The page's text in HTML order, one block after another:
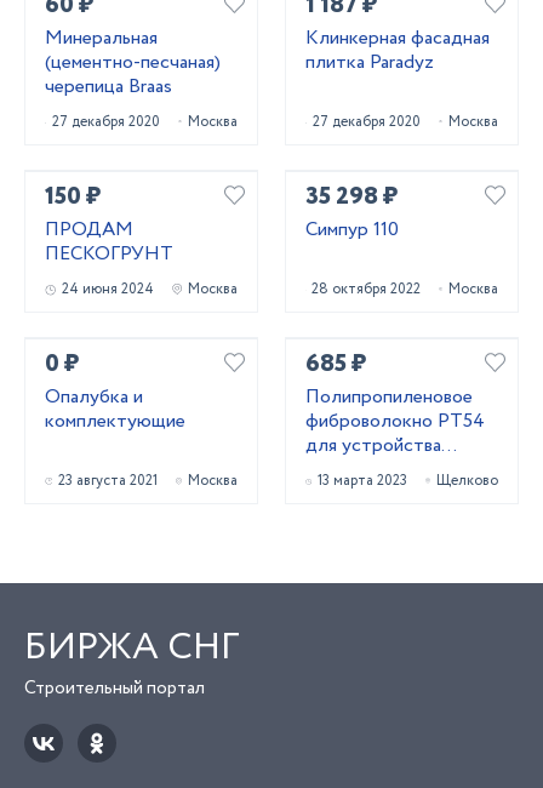
Минеральная
(цементно-песчаная)
черепица Braas
27 декабря 2020 Москва
Клинкерная фасадная
плитка Paradyz
27 декабря 2020 Москва
150 ₽
ПРОДАМ
ПЕСКОГРУНТ
24 июня 2024 Москва
35 298 ₽
Симпур 110
28 октября 2022 Москва
0 ₽
Опалубка и
комплектующие
23 августа 2021 Москва
685 ₽
Полипропиленовое
фиброволокно РТ54
для устройства
паркингов со склада в
Москве
13 марта 2023 Щелково
БИРЖА СНГ
Строительный портал